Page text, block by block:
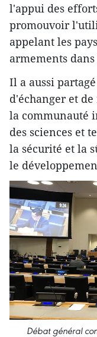
l'appui des
promouvoir
appelant les
armements dans
Il a aussi
d'échanger et
la communauté
des sciences et
la sécurité et la
le
Débat général